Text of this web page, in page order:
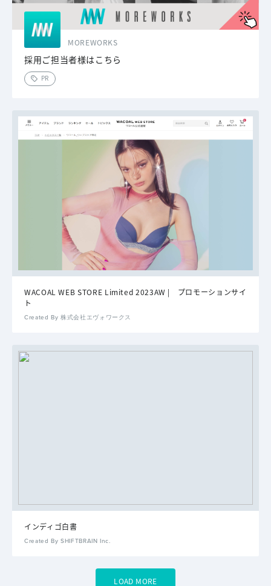
MOREWORKS
採用ご担当者様はこちら
PR
WACOAL WEB STORE Limited 2023AW | プロモーションサイ
ト
Created By 株式会社エヴォワークス
インディゴ白書
Created By SHIFTBRAIN Inc.
LOAD MORE